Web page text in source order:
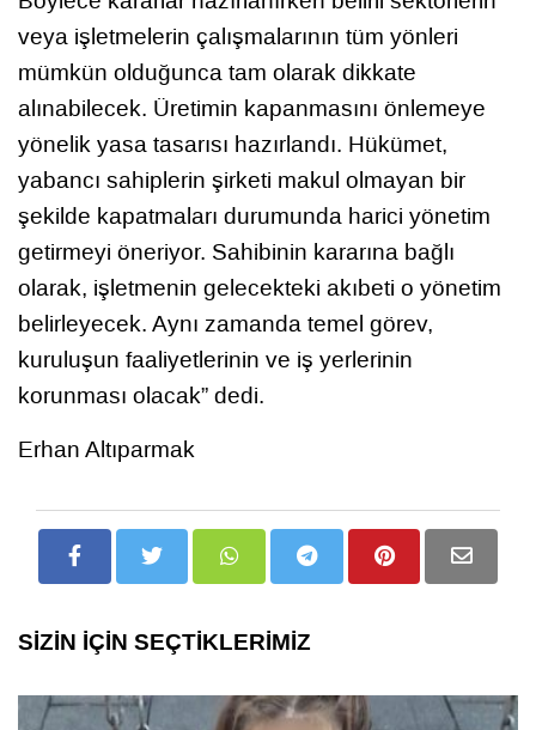
veya işletmelerin çalışmalarının tüm yönleri
mümkün olduğunca tam olarak dikkate
alınabilecek. Üretimin kapanmasını önlemeye
yönelik yasa tasarısı hazırlandı. Hükümet,
yabancı sahiplerin şirketi makul olmayan bir
şekilde kapatmaları durumunda harici yönetim
getirmeyi öneriyor. Sahibinin kararına bağlı
olarak, işletmenin gelecekteki akıbeti o yönetim
belirleyecek. Aynı zamanda temel görev,
kuruluşun faaliyetlerinin ve iş yerlerinin
korunması olacak” dedi.
Erhan Altıparmak
SİZİN İÇİN SEÇTİKLERİMİZ